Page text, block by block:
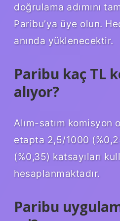
doğrulama adımını
Paribu’ya üye olun.
anında yüklenecektir.
Paribu kaç TL
alıyor?
Alım-satım komisyon
etapta 2,5/1000
(%0,35) katsayıları
hesaplanmaktadır.
Paribu